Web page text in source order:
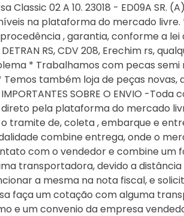
Classic 02 A 10. 23018 - ED09A SR.
na plataforma do mercado livre.
, garantia, conforme a lei
RS, CDV 208, Erechim rs,
* Trabalhamos com pecas
também loja de peças novas,
SOBRE O ENVIO -
pela plataforma do mercado
tramite de, coleta , embarque e
combine entrega, onde o
com o vendedor e combine
transportadora, devido a
a mesma na nota fiscal, e
faça um cotação com alguma
e um convenio da empresa